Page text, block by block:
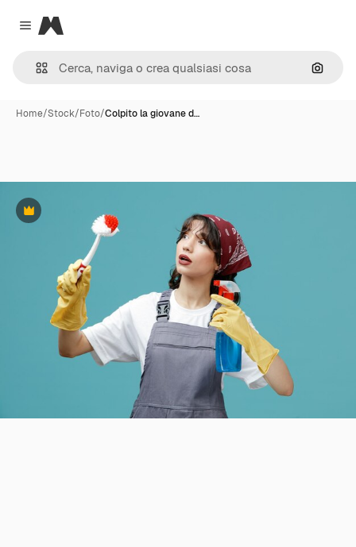
Close menu
Magnific
Cerca
Home/Stock/Foto/Colpito la giovane d…
Premium